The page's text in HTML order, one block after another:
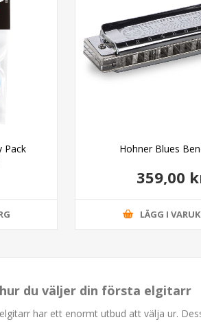
Pack
Hohner Blues
359,00
LÄGG I
du väljer din första elgitarr
har ett enormt utbud att välja ur.